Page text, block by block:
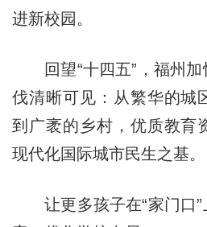
进新校园。
回望“十四五”，福州加
伐清晰可见：从繁华的城
到广袤的乡村，优质教育
现代化国际城市民生之基。
让更多孩子在“家门口”